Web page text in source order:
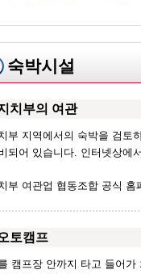
숙박시설
치부의 여관
부 지역에서의 숙박을 검토
되어 있습니다. 인터넷상에
부 여관업 협동조합 공식
토캠프
캠프장 안까지 타고 들어